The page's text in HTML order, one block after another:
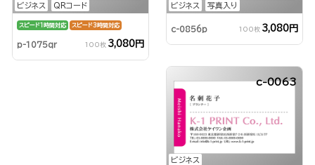
ビジネス QRコード
スピード1時間対応 スピード3時間対応
p-1075qr 100枚 3,080円
ビジネス 写真入り
c-0856p 100枚 3,080円
ビジネス
c-0063